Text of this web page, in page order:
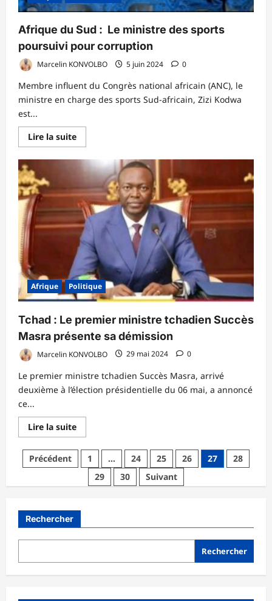
Afrique du Sud : Le ministre des sports
poursuivi pour corruption
Marcelin KONVOLBO 5 juin 2024 0
Membre influent du Congrès national africain (ANC), le
ministre en charge des sports Sud-africain, Zizi Kodwa
est...
Lire la suiteEn
savoir
sur
Afrique
Sud
:
Le
ministre
des
sports
poursuivi
pour
corruption
Afrique Politique
Tchad : Le premier ministre tchadien Succès
Masra présente sa démission
Marcelin KONVOLBO 29 mai 2024 0
Le premier ministre tchadien Succès Masra, arrivé
deuxième à l’élection présidentielle du 06 mai, a annoncé
ce...
Lire la suiteEn
savoir
sur
Tchad :
Le
premier
ministre
Masra
sa
Pagination
Précédent 1 … 24 25 26 27
28
29
30 Suivant
Rechercher
Rechercher